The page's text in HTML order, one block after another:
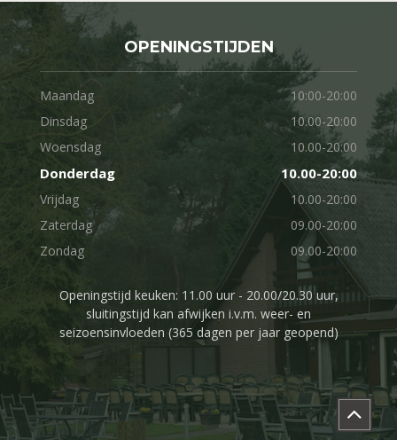
OPENINGSTIJDEN
Maandag
10:00-20:00
Dinsdag
10.00-20:00
Woensdag
10.00-20:00
Donderdag 10.00-20:00
Vrijdag
10.00-20:00
Zaterdag
09.00-20:00
Zondag
09.00-20:00
Openingstijd keuken: 11.00 uur - 20.00/20.30 uur,
sluitingstijd kan afwijken i.v.m. weer- en
seizoensinvloeden (365 dagen per jaar geopend)